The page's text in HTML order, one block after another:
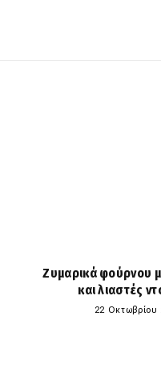
Ζυμαρικά φούρνου
και λιαστές
22 Οκτωβρίου